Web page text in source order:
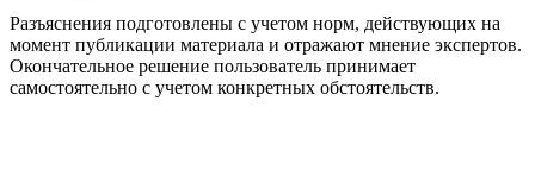
Разъяснения подготовлены с учетом норм, действующих на
момент публикации материала и отражают мнение экспертов.
Окончательное решение пользователь принимает
самостоятельно с учетом конкретных обстоятельств.